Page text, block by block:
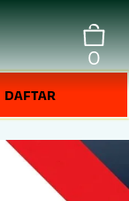
0
DAFTAR